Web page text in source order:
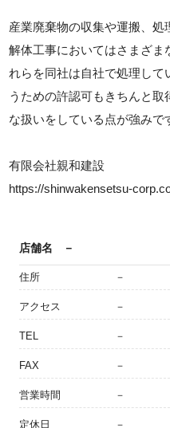
産業廃棄物の収集や運搬、処
解体工事においてはさまざま
れらを同社は自社で処理し
うための許認可もきちんと
な扱いをしている点が強みで
有限会社親和建設
https://shinwakensetsu-
店舗名 －
住所 －
アクセス －
TEL －
FAX －
営業時間 －
定休日 －